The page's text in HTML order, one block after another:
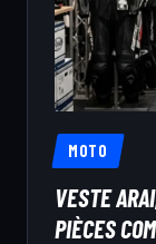
MOTO
VESTE
PIÈCES